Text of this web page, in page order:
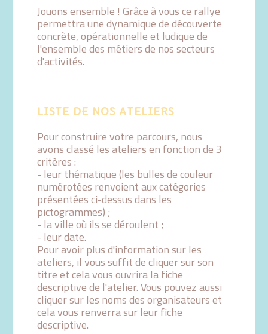
Jouons ensemble ! Grâce à vous ce rallye
permettra une dynamique de découverte
concrète, opérationnelle et ludique de
l'ensemble des métiers de nos secteurs
d'activités.
LISTE DE NOS ATELIERS
Pour construire votre parcours, nous
avons classé les ateliers en fonction de 3
critères :
- leur thématique (les bulles de couleur
numérotées renvoient aux catégories
présentées ci-dessus dans les
pictogrammes) ;
- la ville où ils se déroulent ;
- leur date.
Pour avoir plus d'information sur les
ateliers, il vous suffit de cliquer sur son
titre et cela vous ouvrira la fiche
descriptive de l'atelier. Vous pouvez aussi
cliquer sur les noms des organisateurs et
cela vous renverra sur leur fiche
descriptive.